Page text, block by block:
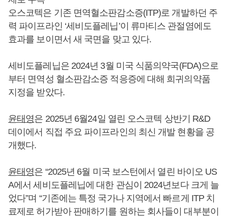
오스코텍은 기존 면역혈소판감소증(ITP)로 개발하던 주
력 파이프라인 ‘세비도플레닙’이 류마티스 관절염에도
효과를 보이면서 새 국면을 맞고 있다.
세비도플레닙은 2024년 3월 미국 식품의약국(FDA)으로
부터 면역성 혈소판감소증 적응증에 대해 희귀의약품
지정을 받았다.
윤태영은 2025년 6월24일 열린 오스코텍 상반기 R&D
데이에서 직접 주요 파이프라인의 최신 개발 현황을 공
개했다.
윤태영은 “2025년 6월 미국 보스턴에서 열린 바이오 US
A에서 세비도플레닙에 대한 관심이 2024년보다 크게 늘
었다”며 “기존에는 특정 국가나 지역에서 빠르게 ITP 치
료제로 허가받아 판매하기를 원하는 회사들이 대부분이